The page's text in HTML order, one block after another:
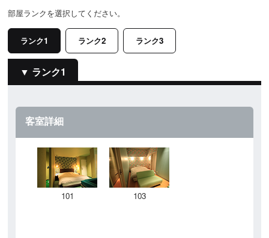
部屋ランクを選択してください。
ランク1 ランク2 ランク3
ランク1
客室詳細
101 103